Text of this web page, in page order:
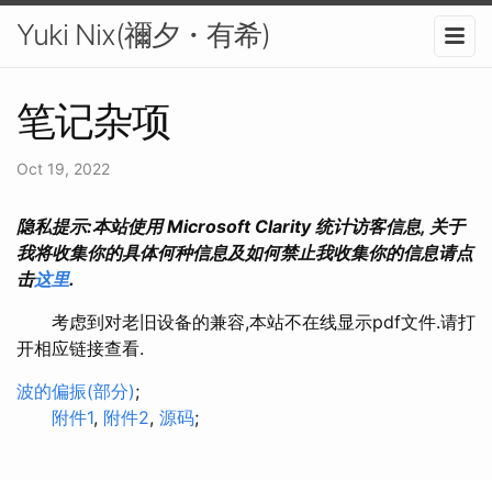
Yuki Nix(禰夕・有希)
笔记杂项
Oct 19, 2022
隐私提示:本站使用 Microsoft Clarity 统计访客信息, 关于
我将收集你的具体何种信息及如何禁止我收集你的信息请点
击这里.
考虑到对老旧设备的兼容,本站不在线显示pdf文件.请打
开相应链接查看.
波的偏振(部分);
附件1, 附件2, 源码;